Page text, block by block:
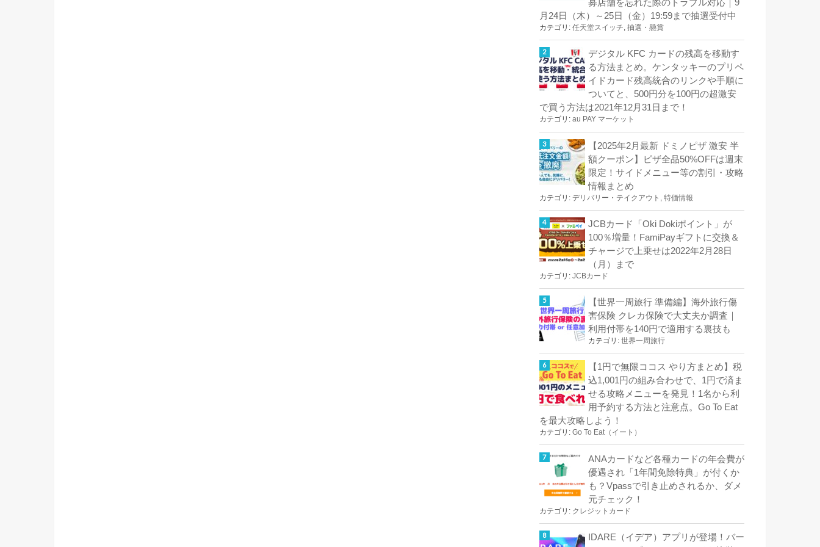
募店舗を忘れた際のトラブル対応｜9
月24日（木）～25日（金）19:59まで抽選受付中
カテゴリ: 任天堂スイッチ, 抽選・懸賞
デジタル KFC カードの残高を移動す
る方法まとめ。ケンタッキーのプリペ
イドカード残高統合のリンクや手順に
ついてと、500円分を100円の超激安
で買う方法は2021年12月31日まで！
カテゴリ: au PAY マーケット
【2025年2月最新 ドミノピザ 激安 半
額クーポン】ピザ全品50%OFFは週末
限定！サイドメニュー等の割引・攻略
情報まとめ
カテゴリ: デリバリー・テイクアウト 特価情報
JCBカード「Oki Dokiポイント」が
100％増量！FamiPayギフトに交換＆
チャージで上乗せは2022年2月28日
（月）まで
カテゴリ: JCBカード
【世界一周旅行 準備編】海外旅行傷
害保険 クレカ保険で大丈夫か調査｜
利用付帯を140円で適用する裏技も
カテゴリ: 世界一周旅行
【1円で無限ココス やり方まとめ】税
込1,001円の組み合わせで、1円で済ま
せる攻略メニューを発見！1名から利
用予約する方法と注意点。Go To Eat
を最大攻略しよう！
カテゴリ: Go To Eat（イート）
ANAカードなど各種カードの年会費が
優遇され「1年間免除特典」が付くか
も？Vpassで引き止めされるか、ダメ
元チェック！
カテゴリ: クレジットカード
IDARE（イデア）アプリが登場！バー